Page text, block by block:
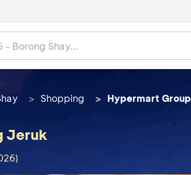
Shopping Hypermart Group
Jeruk